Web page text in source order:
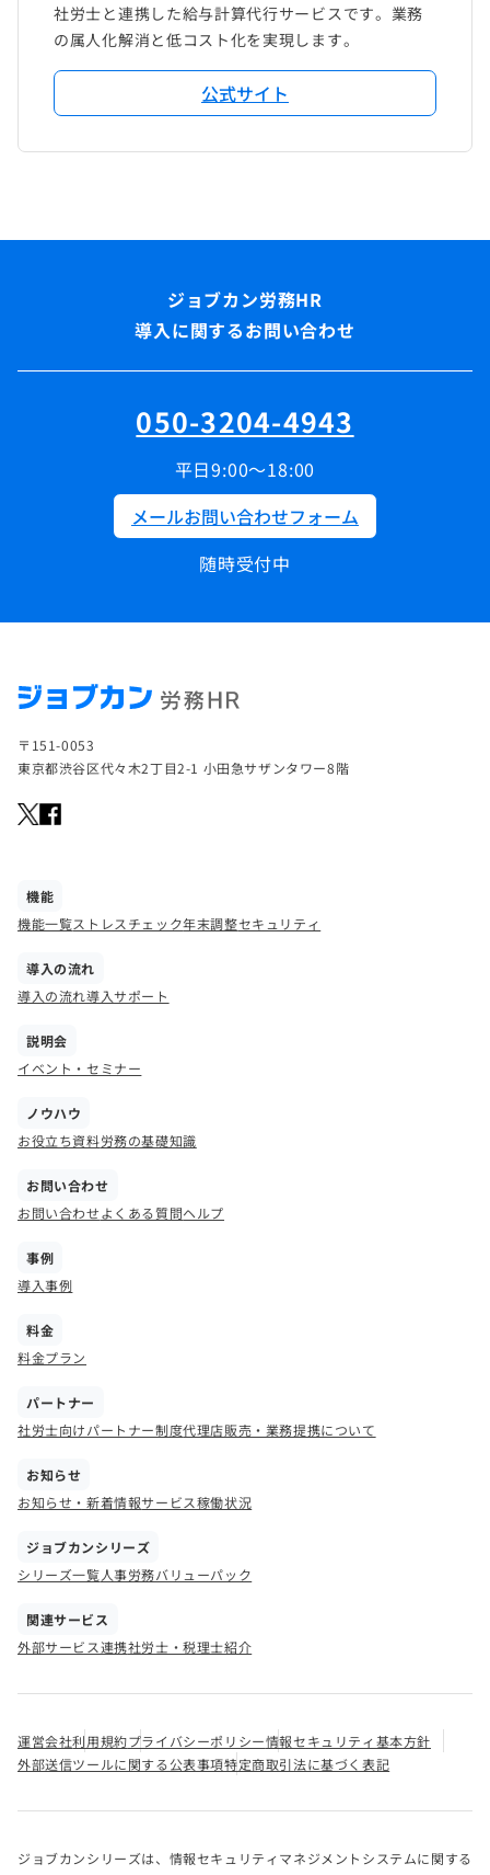
社労士と連携した給与計算代行サービスです。業務
の属人化解消と低コスト化を実現します。
公式サイト
導入に関するお問い合わせ
050-3204-4943
平日9:00～18:00
メールお問い合わせフォーム
随時受付中
〒151-0053
東京都渋谷区代々木2丁目2-1 小田急サザンタワー8階
機能
機能一覧ストレスチェック年末調整セキュリティ
導入の流れ
導入の流れ導入サポート
説明会
イベント・セミナー
ノウハウ
お役立ち資料労務の基礎知識
お問い合わせ
お問い合わせよくある質問ヘルプ
事例
導入事例
料金
料金プラン
パートナー
社労士向けパートナー制度代理店販売・業務提携について
お知らせ
お知らせ・新着情報サービス稼働状況
ジョブカンシリーズ
シリーズ一覧人事労務バリューパック
関連サービス
外部サービス連携社労士・税理士紹介
運営会社利用規約プライバシーポリシー情報セキュリティ基本方針
外部送信ツールに関する公表事項特定商取引法に基づく表記
ジョブカンシリーズは、情報セキュリティマネジメントシステムに関する